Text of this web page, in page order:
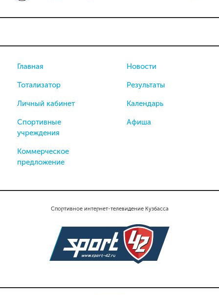
Спортивное интернет-телевидение Кузбасса
Главная
Тотализатор
Личный кабинет
Спортивные
учреждения
Коммерческое
предложение
Новости
Результаты
Календарь
Афиша